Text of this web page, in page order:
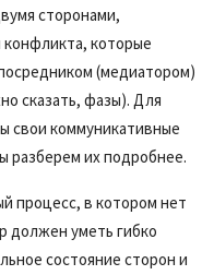
сторонами,
которые
(медиатором)
сказать, фазы). Для
свои коммуникативные
разберем их подробнее.
процесс, в котором нет
должен уметь гибко
состояние сторон и